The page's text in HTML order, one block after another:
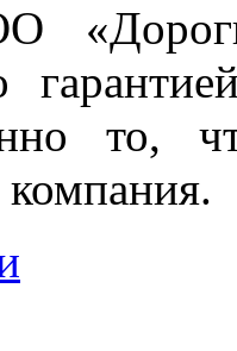
то,
компания.